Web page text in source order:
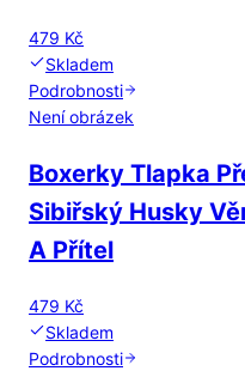
479 Kč
Skladem
Podrobnosti
Není obrázek
Boxerky Tlapka
Sibiřský Husky
A Přítel
479 Kč
Skladem
Podrobnosti